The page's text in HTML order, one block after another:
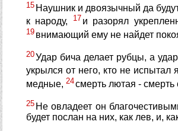
15 Наушник и двоязычный да
к народу,
17 и разорял
19 внимающий ему не найдет
20Удар бича делает рубцы, а
укрылся от него, кто не испытал
медные, 24смерть лютая -
25 Не овладеет он
будет послан на них, как лев, и,